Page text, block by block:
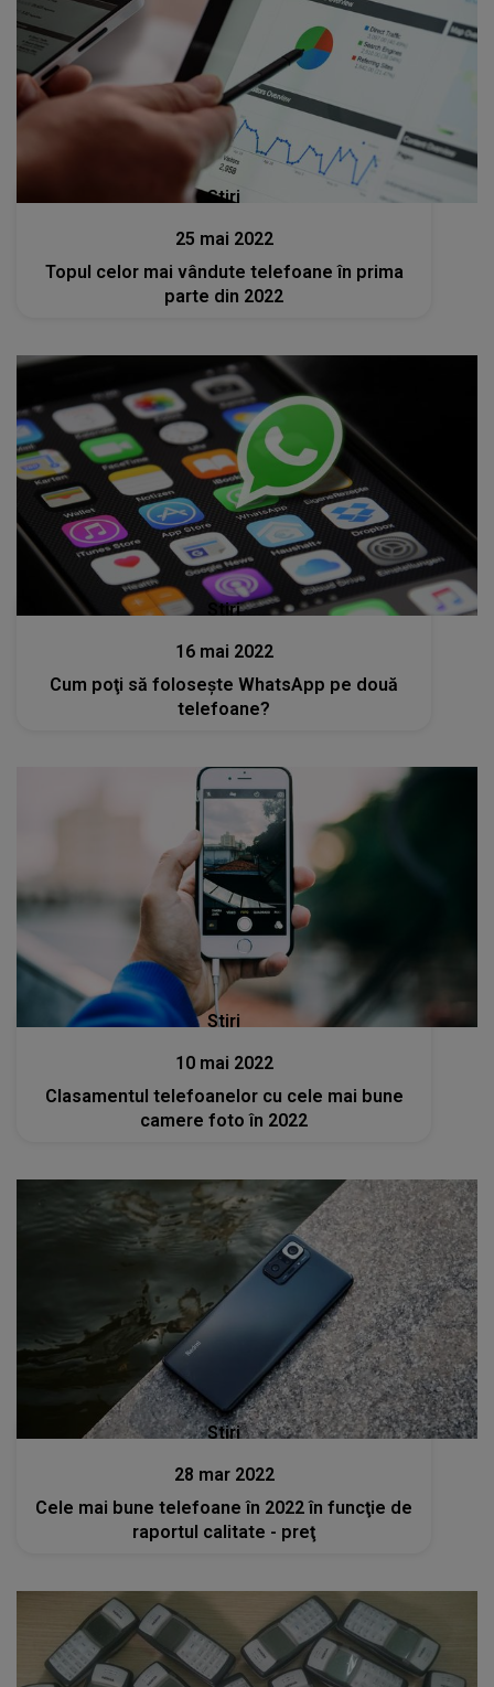
Stiri
25 mai 2022
Topul celor mai vândute telefoane în prima
parte din 2022
Stiri
16 mai 2022
Cum poţi să foloseşte WhatsApp pe două
telefoane?
Stiri
10 mai 2022
Clasamentul telefoanelor cu cele mai bune
camere foto în 2022
Stiri
28 mar 2022
Cele mai bune telefoane în 2022 în funcţie de
raportul calitate - preţ